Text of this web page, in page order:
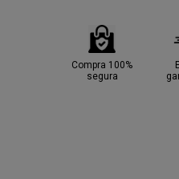
Compra 100%
segura